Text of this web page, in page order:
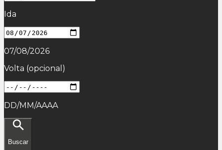
Ida
07/08/2026
Volta (opcional)
DD/MM/AAAA
Buscar